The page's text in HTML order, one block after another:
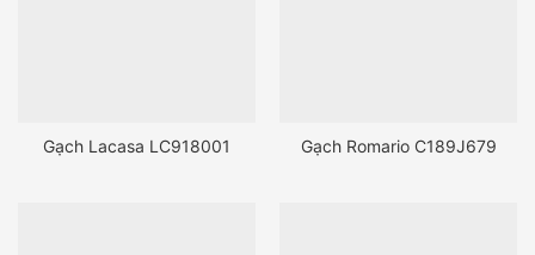
Gạch Lacasa LC918001 Gạch Romario C189J679